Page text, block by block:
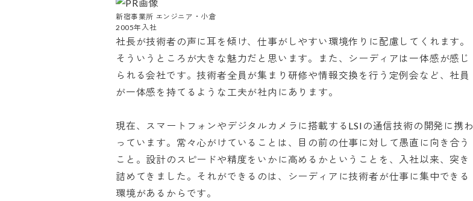
新宿事業所 エンジニア・小倉
2005年入社
社長が技術者の声に耳を傾け、仕事がしやすい環境作りに配慮してくれます。
そういうところが大きな魅力だと思います。また、シーディアは一体感が感じ
られる会社です。技術者全員が集まり研修や情報交換を行う定例会など、社員
が一体感を持てるような工夫が社内にあります。
現在、スマートフォンやデジタルカメラに搭載するLSIの通信技術の開発に携わ
っています。常々心がけていることは、目の前の仕事に対して愚直に向き合う
こと。設計のスピードや精度をいかに高めるかということを、入社以来、突き
詰めてきました。それができるのは、シーディアに技術者が仕事に集中できる
環境があるからです。